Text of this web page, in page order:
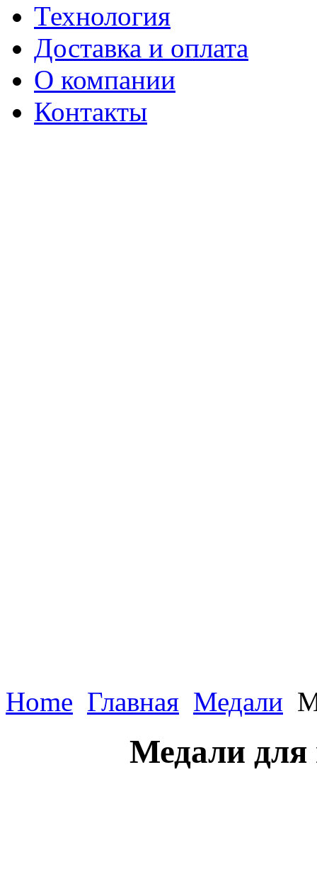
Технология
Доставка и оплата
О компании
Контакты
Home Главная Медали
Медали для